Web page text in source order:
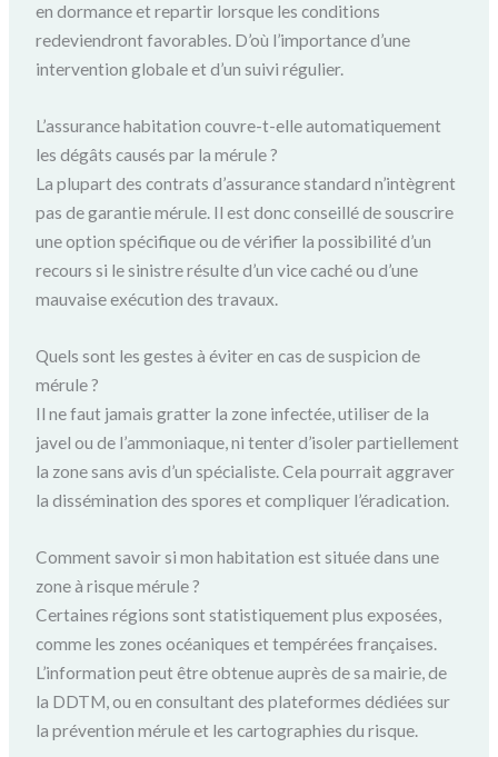
en dormance et repartir lorsque les conditions
redeviendront favorables. D’où l’importance d’une
intervention globale et d’un suivi régulier.
L’assurance habitation couvre-t-elle automatiquement
les dégâts causés par la mérule ?
La plupart des contrats d’assurance standard n’intègrent
pas de garantie mérule. Il est donc conseillé de souscrire
une option spécifique ou de vérifier la possibilité d’un
recours si le sinistre résulte d’un vice caché ou d’une
mauvaise exécution des travaux.
Quels sont les gestes à éviter en cas de suspicion de
mérule ?
Il ne faut jamais gratter la zone infectée, utiliser de la
javel ou de l’ammoniaque, ni tenter d’isoler partiellement
la zone sans avis d’un spécialiste. Cela pourrait aggraver
la dissémination des spores et compliquer l’éradication.
Comment savoir si mon habitation est située dans une
zone à risque mérule ?
Certaines régions sont statistiquement plus exposées,
comme les zones océaniques et tempérées françaises.
L’information peut être obtenue auprès de sa mairie, de
la DDTM, ou en consultant des plateformes dédiées sur
la prévention mérule et les cartographies du risque.